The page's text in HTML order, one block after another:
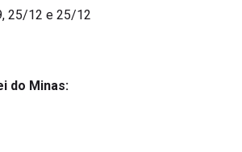
25/12 e 25/12
do Minas: